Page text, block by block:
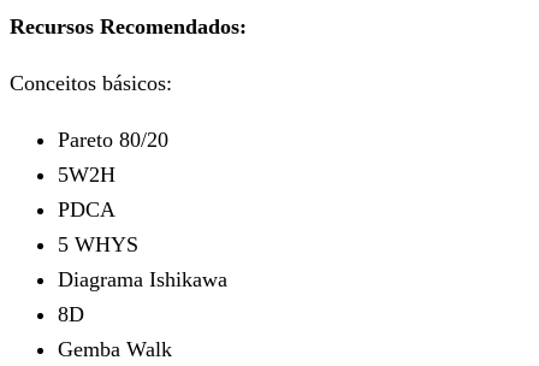
Recursos Recomendados:
Conceitos básicos:
Pareto 80/20
5W2H
PDCA
5 WHYS
Diagrama Ishikawa
8D
Gemba Walk